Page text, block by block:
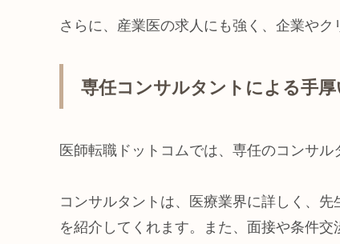
さらに、産業医の求人にも強く、企業やク
専任コンサルタントによる手厚
医師転職ドットコムでは、専任のコンサル
コンサルタントは、医療業界に詳しく、
を紹介してくれます。また、面接や条件交